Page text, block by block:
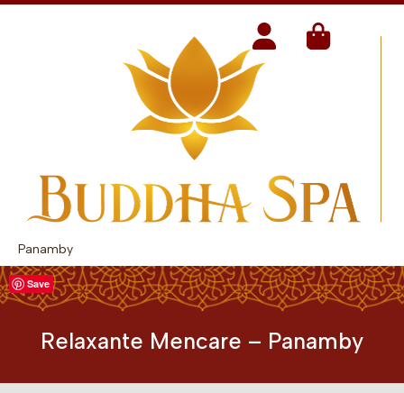
Panamby
Relaxante Mencare – Panamby
Save